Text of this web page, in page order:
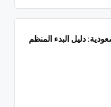
دليل البدء المنظم